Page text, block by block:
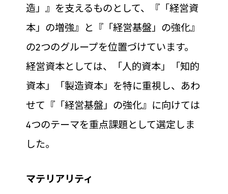
造」』を支えるものとして、『「経営資
本」の増強』と『「経営基盤」の強化』
の2つのグループを位置づけています。
経営資本としては、「人的資本」「知的
資本」「製造資本」を特に重視し、あわ
せて『「経営基盤」の強化』に向けては
4つのテーマを重点課題として選定しま
した。
マテリアリティ